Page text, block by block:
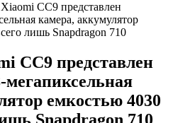
CC9 представлен
камера, аккумулятор
лишь Snapdragon 710
CC9 представлен
емкостью 4030